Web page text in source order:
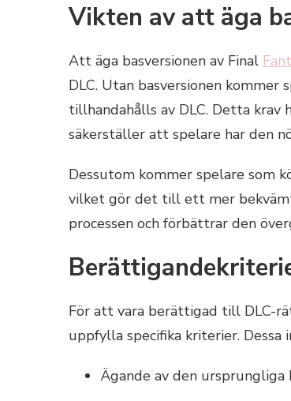
Vikten av att äga
Att äga basversionen av Final
DLC. Utan basversionen
tillhandahålls av DLC. Detta
säkerställer att spelare har den
Dessutom kommer spelare som
vilket gör det till ett mer
processen och förbättrar den
För att vara berättigad till DLC-
uppfylla specifika kriterier. Dessa
Ägande av den